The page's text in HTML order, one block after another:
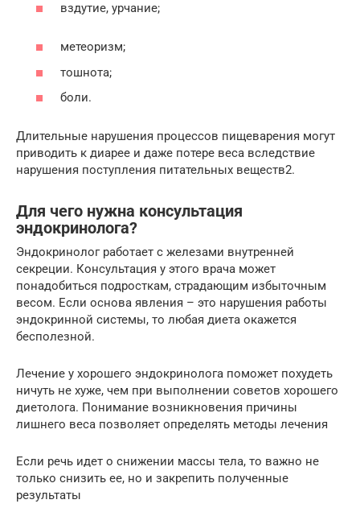
вздутие, урчание;
метеоризм;
тошнота;
боли.
Длительные нарушения процессов пищеварения могут
приводить к диарее и даже потере веса вследствие
нарушения поступления питательных веществ2.
Для чего нужна консультация
эндокринолога?
Эндокринолог работает с железами внутренней
секреции. Консультация у этого врача может
понадобиться подросткам, страдающим избыточным
весом. Если основа явления – это нарушения работы
эндокринной системы, то любая диета окажется
бесполезной.
Лечение у хорошего эндокринолога поможет похудеть
ничуть не хуже, чем при выполнении советов хорошего
диетолога. Понимание возникновения причины
лишнего веса позволяет определять методы лечения
Если речь идет о снижении массы тела, то важно не
только снизить ее, но и закрепить полученные
результаты